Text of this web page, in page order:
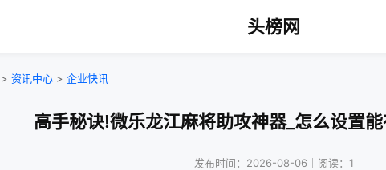
头榜网
> 资讯中心 > 企业快讯
高手秘诀!微乐龙江麻将助攻神器_怎么设置
发布时间：2026-08-06｜阅读：1